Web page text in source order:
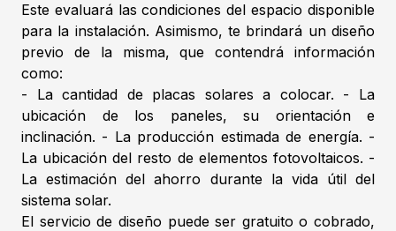
Este evaluará las condiciones del espacio disponible
para la instalación. Asimismo, te brindará un diseño
previo de la misma, que contendrá información
como:
- La cantidad de placas solares a colocar. - La
ubicación de los paneles, su orientación e
inclinación. - La producción estimada de energía. -
La ubicación del resto de elementos fotovoltaicos. -
La estimación del ahorro durante la vida útil del
sistema solar.
El servicio de diseño puede ser gratuito o cobrado,